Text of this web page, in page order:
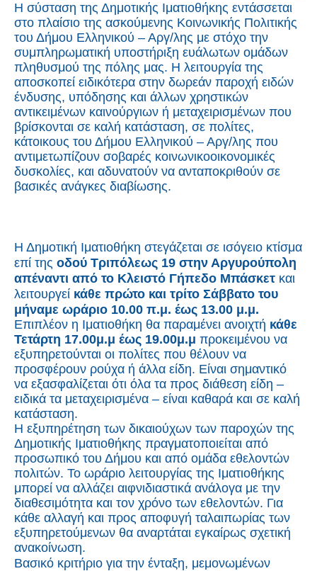
Η σύσταση της Δημοτικής Ιματιοθήκης εντάσσεται
στο πλαίσιο της ασκούμενης Κοινωνικής Πολιτικής
του Δήμου Ελληνικού – Αργ/λης με στόχο την
συμπληρωματική υποστήριξη ευάλωτων ομάδων
πληθυσμού της πόλης μας. Η λειτουργία της
αποσκοπεί ειδικότερα στην δωρεάν παροχή ειδών
ένδυσης, υπόδησης και άλλων χρηστικών
αντικειμένων καινούργιων ή μεταχειρισμένων που
βρίσκονται σε καλή κατάσταση, σε πολίτες,
κάτοικους του Δήμου Ελληνικού – Αργ/λης που
αντιμετωπίζουν σοβαρές κοινωνικοοικονομικές
δυσκολίες, και αδυνατούν να ανταποκριθούν σε
βασικές ανάγκες διαβίωσης.
Η Δημοτική Ιματιοθήκη στεγάζεται σε ισόγειο κτίσμα
επί της οδού Τριπόλεως 19 στην Αργυρούπολη
απέναντι από το Κλειστό Γήπεδο Μπάσκετ και
λειτουργεί κάθε πρώτο και τρίτο Σάββατο του
μήναμε ωράριο 10.00 π.μ. έως 13.00 μ.μ.
Επιπλέον η Ιματιοθήκη θα παραμένει ανοιχτή κάθε
Τετάρτη 17.00μ.μ έως 19.00μ.μ προκειμένου να
εξυπηρετούνται οι πολίτες που θέλουν να
προσφέρουν ρούχα ή άλλα είδη. Είναι σημαντικό
να εξασφαλίζεται ότι όλα τα προς διάθεση είδη –
ειδικά τα μεταχειρισμένα – είναι καθαρά και σε καλή
κατάσταση.
Η εξυπηρέτηση των δικαιούχων των παροχών της
Δημοτικής Ιματιοθήκης πραγματοποιείται από
προσωπικό του Δήμου και από ομάδα εθελοντών
πολιτών. Το ωράριο λειτουργίας της Ιματιοθήκης
μπορεί να αλλάζει αιφνιδιαστικά ανάλογα με την
διαθεσιμότητα και τον χρόνο των εθελοντών. Για
κάθε αλλαγή και προς αποφυγή ταλαιπωρίας των
εξυπηρετούμενων θα αναρτάται εγκαίρως σχετική
ανακοίνωση.
Βασικό κριτήριο για την ένταξη, μεμονωμένων